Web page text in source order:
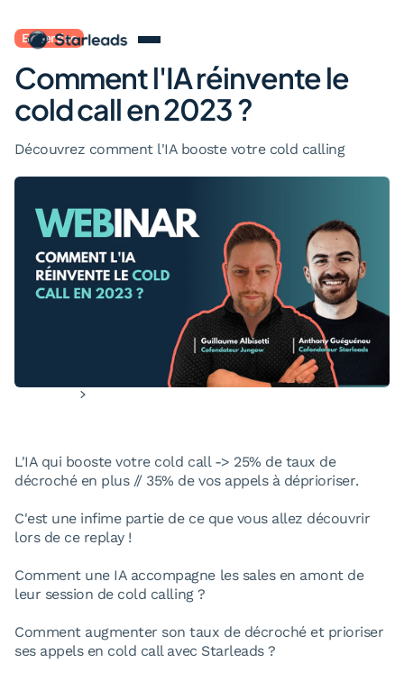
Expertise
Comment l'IA réinvente le
cold call en 2023 ?
Découvrez comment l'IA booste votre cold calling
L'IA qui booste votre cold call -> 25% de taux de
décroché en plus // 35% de vos appels à déprioriser.
C'est une infime partie de ce que vous allez découvrir
lors de ce replay !
Comment une IA accompagne les sales en amont de
leur session de cold calling ?
Comment augmenter son taux de décroché et prioriser
ses appels en cold call avec Starleads ?